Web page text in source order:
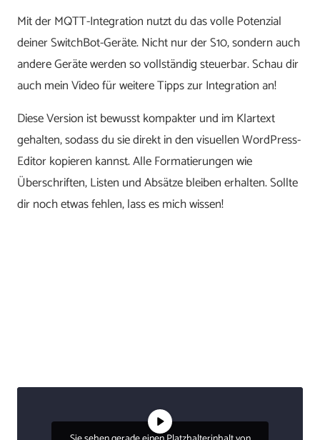
Mit der MQTT-Integration nutzt du das volle Potenzial
deiner SwitchBot-Geräte. Nicht nur der S10, sondern auch
andere Geräte werden so vollständig steuerbar. Schau dir
auch mein Video für weitere Tipps zur Integration an!
Diese Version ist bewusst kompakter und im Klartext
gehalten, sodass du sie direkt in den visuellen WordPress-
Editor kopieren kannst. Alle Formatierungen wie
Überschriften, Listen und Absätze bleiben erhalten. Sollte
dir noch etwas fehlen, lass es mich wissen!